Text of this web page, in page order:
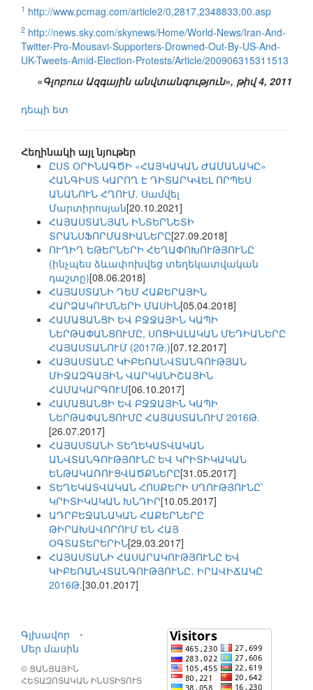
1 http://www.pcmag.com/article2/0,2817,2348833,00.asp
2 http://news.sky.com/skynews/Home/World-News/Iran-And-
Twitter-Pro-Mousavi-Supporters-Drowned-Out-By-US-And-
UK-Tweets-Amid-Election-Protests/Article/200906315311513
«Գլոբուս Ազգային անվտանգություն», թիվ 4, 2011
դեպի ետ
Հեղինակի այլ նյութեր
ԸՍՏ ՕՐԻՆԱԳԾԻ «ՀԱՅԿԱԿԱՆ ԺԱՄԱՆԱԿԸ»
ՀԱՆԳԻՍՏ ԿԱՐՈՂ Է ԴԻՏԱՐԿՎԵԼ ՈՐՊԵՍ
ԱՆԱՆՈՒՆ ՀՂՈՒՄ. Սամվել
Մարտիրոսյան[20.10.2021]
ՀԱՅԱՍՏԱՆՅԱՆ ԻՆՏԵՐՆԵՏԻ
ՏՐԱՆՍՖՈՐՄԱՑԻԱՆԵՐԸ[27.09.2018]
ՈՒՂԻՂ ԵԹԵՐՆԵՐԻ ՀԵՂԱՓՈԽՈՒԹՅՈՒՆԸ
(ինչպես ձևափոխվեց տեղեկատվական
դաշտը)[08.06.2018]
ՀԱՅԱՍՏԱՆԻ ԴԵՄ ՀԱՔԵՐԱՅԻՆ
ՀԱՐՁԱԿՈՒՄՆԵՐԻ ՄԱՍԻՆ[05.04.2018]
ՀԱՄԱՑԱՆՑԻ ԵՎ ԲՋՋԱՅԻՆ ԿԱՊԻ
ՆԵՐԹԱՓԱՆՑՈՒՄԸ, ՍՈՑԻԱԼԱԿԱՆ ՄԵԴԻԱՆԵՐԸ
ՀԱՅԱՍՏԱՆՈՒՄ (2017Թ.)[07.12.2017]
ՀԱՅԱՍՏԱՆԸ ԿԻԲԵՌԱՆՎՏԱՆԳՈՒԹՅԱՆ
ՄԻՋԱԶԳԱՅԻՆ ՎԱՐԿԱՆԻՇԱՅԻՆ
ՀԱՄԱԿԱՐԳՈՒՄ[06.10.2017]
ՀԱՄԱՑԱՆՑԻ ԵՎ ԲՋՋԱՅԻՆ ԿԱՊԻ
ՆԵՐԹԱՓԱՆՑՈՒՄԸ ՀԱՅԱՍՏԱՆՈՒՄ 2016Թ.
[26.07.2017]
ՀԱՅԱՍՏԱՆԻ ՏԵՂԵԿԱՏՎԱԿԱՆ
ԱՆՎՏԱՆԳՈՒԹՅՈՒՆԸ ԵՎ ԿՐԻՏԻԿԱԿԱՆ
ԵՆԹԱԿԱՌՈՒՑՎԱԾՔՆԵՐԸ[31.05.2017]
ՏԵՂԵԿԱՏՎԱԿԱՆ ՀՈՍՔԵՐԻ ՍՂՈՒԹՅՈՒՆԸ՝
ԿՐԻՏԻԿԱԿԱՆ ԽՆԴԻՐ[10.05.2017]
ԱԴՐԲԵՋԱՆԱԿԱՆ ՀԱՔԵՐՆԵՐԸ
ԹԻՐԱԽԱՎՈՐՈՒՄ ԵՆ ՀԱՅ
ՕԳՏԱՏԵՐԵՐԻՆ[29.03.2017]
ՀԱՅԱՍՏԱՆԻ ՀԱՍԱՐԱԿՈՒԹՅՈՒՆԸ ԵՎ
ԿԻԲԵՌԱՆՎՏԱՆԳՈՒԹՅՈՒՆԸ․ ԻՐԱՎԻՃԱԿԸ
2016Թ.[30.01.2017]
Գլխավոր
⋅
Մեր մասին
© ՑԱՆՑԱՅԻՆ
ՀԵՏԱԶՈՏԱԿԱՆ ԻՆՍՏԻՏՈՒՏ